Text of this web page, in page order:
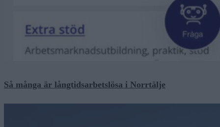
Så många är långtidsarbetslösa i Norrtälje